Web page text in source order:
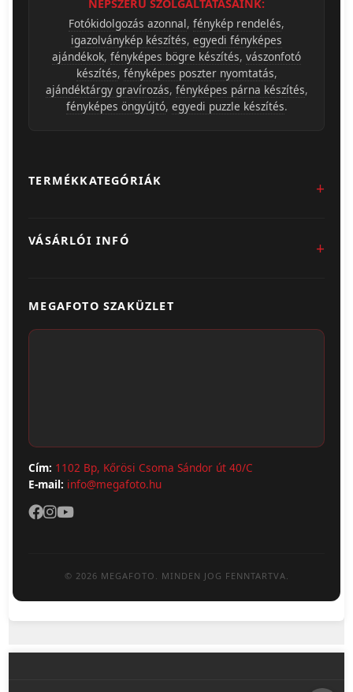
NÉPSZERŰ SZOLGÁLTATÁSAINK:
Fotókidolgozás azonnal, fénykép rendelés,
igazolványkép készítés, egyedi fényképes
ajándékok, fényképes bögre készítés, vászonfotó
készítés, fényképes poszter nyomtatás,
ajándéktárgy gravírozás, fényképes párna készítés,
fényképes öngyújtó, egyedi puzzle készítés.
TERMÉKKATEGÓRIÁK
Fotókidolgozás
Poszter & Falikép
Fotónaptár
VÁSÁRLÓI INFÓ
Szállítás & Fizetés
MEGAFOTO SZAKÜZLET
Cím: 1102 Bp, Kőrösi Csoma Sándor út 40/C
E-mail: info@megafoto.hu
© 2026 MEGAFOTO. MINDEN JOG FENNTARTVA.